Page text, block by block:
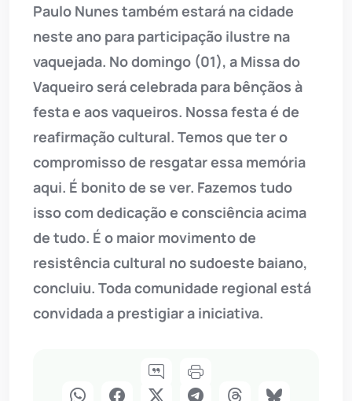
Paulo Nunes também estará na cidade
neste ano para participação ilustre na
vaquejada. No domingo (01), a Missa do
Vaqueiro será celebrada para bênçãos à
festa e aos vaqueiros. Nossa festa é de
reafirmação cultural. Temos que ter o
compromisso de resgatar essa memória
aqui. É bonito de se ver. Fazemos tudo
isso com dedicação e consciência acima
de tudo. É o maior movimento de
resistência cultural no sudoeste baiano,
concluiu. Toda comunidade regional está
convidada a prestigiar a iniciativa.